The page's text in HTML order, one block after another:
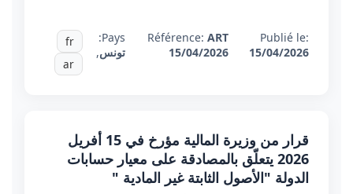
Publié le:
15/04/2026
Référence:ART
15/04/2026
Pays:
تونس,
fr
ar
قرار من وزيرة المالية مؤرخ في 15 أفريل
2026 يتعلّق بالمصادقة على معيار حسابات
الدولة "الأصول الثابتة غير المادية "